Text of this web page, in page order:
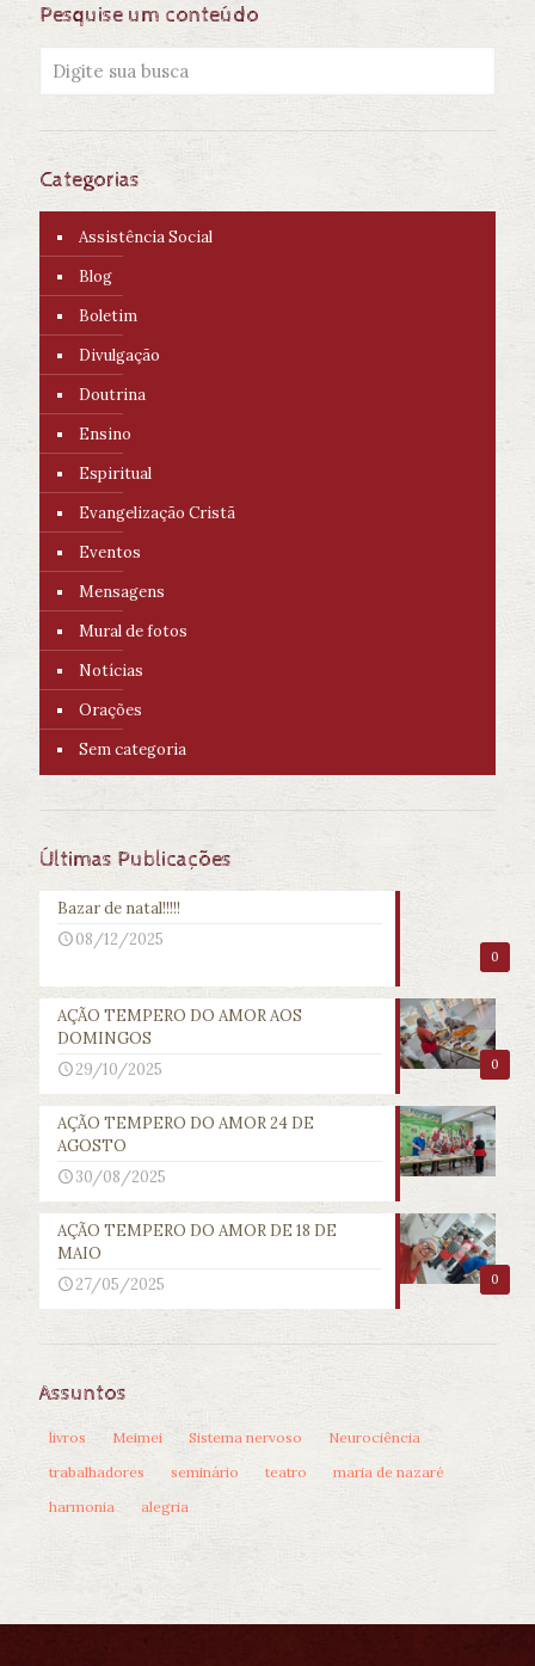
Pesquise um conteúdo
Categorias
Assistência Social
Blog
Boletim
Divulgação
Doutrina
Ensino
Espiritual
Evangelização Cristã
Eventos
Mensagens
Mural de fotos
Notícias
Orações
Sem categoria
Últimas Publicações
0
Bazar de natal!!!!!
08/12/2025
0
AÇÃO TEMPERO DO AMOR AOS
DOMINGOS
29/10/2025
AÇÃO TEMPERO DO AMOR 24 DE
AGOSTO
30/08/2025
0
AÇÃO TEMPERO DO AMOR DE 18 DE
MAIO
27/05/2025
Assuntos
livros Meimei Sistema nervoso
Neurociência
trabalhadores
seminário teatro
maria de nazaré
harmonia
alegria